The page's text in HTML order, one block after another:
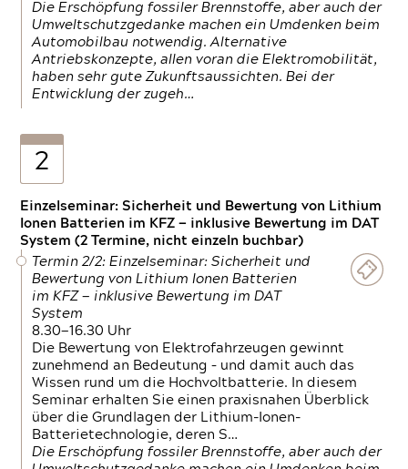
Die Erschöpfung fossiler Brennstoffe, aber auch der
Umweltschutzgedanke machen ein Umdenken beim
Automobilbau notwendig. Alternative
Antriebskonzepte, allen voran die Elektromobilität,
haben sehr gute Zukunftsaussichten. Bei der
Entwicklung der zugeh…
2
Einzelseminar: Sicherheit und Bewertung von Lithium
Ionen Batterien im KFZ — inklusive Bewertung im DAT
System (2 Termine, nicht einzeln buchbar)
Termin 2/2: Einzelseminar: Sicherheit und
Bewertung von Lithium Ionen Batterien
im KFZ — inklusive Bewertung im DAT
System
8.30—16.30 Uhr
Die Bewertung von Elektrofahrzeugen gewinnt
zunehmend an Bedeutung – und damit auch das
Wissen rund um die Hochvoltbatterie. In diesem
Seminar erhalten Sie einen praxisnahen Überblick
über die Grundlagen der Lithium-Ionen-
Batterietechnologie, deren S…
Die Erschöpfung fossiler Brennstoffe, aber auch der